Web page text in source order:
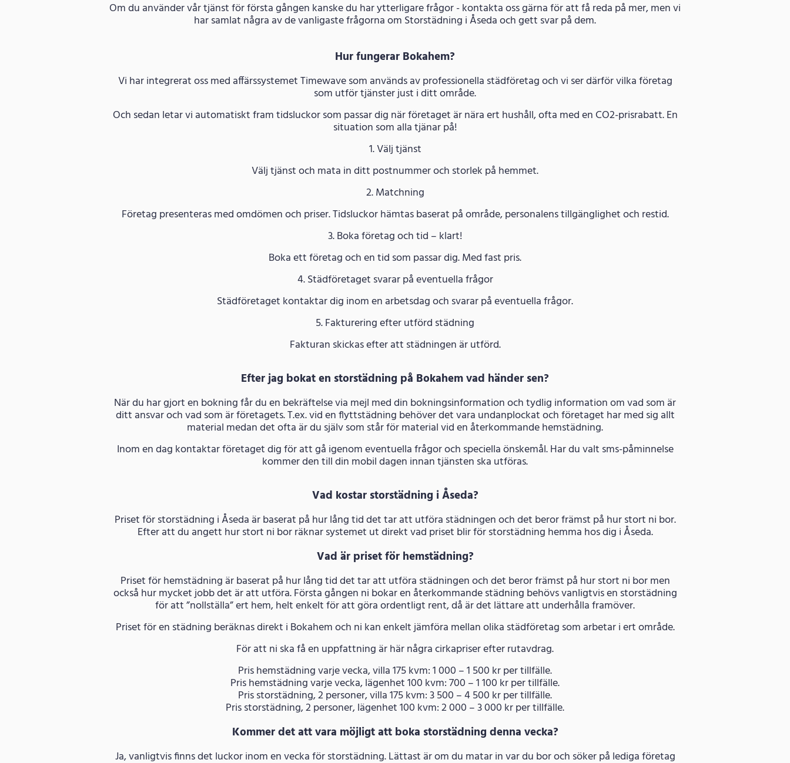
Om du använder vår tjänst för första gången kanske du har ytterligare frågor - kontakta oss gärna för att få reda på mer, men vi
har samlat några av de vanligaste frågorna om Storstädning i Åseda och gett svar på dem.
Hur fungerar Bokahem?
Vi har integrerat oss med affärssystemet Timewave som används av professionella städföretag och vi ser därför vilka företag
som utför tjänster just i ditt område.
Och sedan letar vi automatiskt fram tidsluckor som passar dig när företaget är nära ert hushåll, ofta med en CO2-prisrabatt. En
situation som alla tjänar på!
1. Välj tjänst
Välj tjänst och mata in ditt postnummer och storlek på hemmet.
2. Matchning
Företag presenteras med omdömen och priser. Tidsluckor hämtas baserat på område, personalens tillgänglighet och restid.
3. Boka företag och tid – klart!
Boka ett företag och en tid som passar dig. Med fast pris.
4. Städföretaget svarar på eventuella frågor
Städföretaget kontaktar dig inom en arbetsdag och svarar på eventuella frågor.
5. Fakturering efter utförd städning
Fakturan skickas efter att städningen är utförd.
Efter jag bokat en storstädning på Bokahem vad händer sen?
När du har gjort en bokning får du en bekräftelse via mejl med din bokningsinformation och tydlig information om vad som är
ditt ansvar och vad som är företagets. T.ex. vid en flyttstädning behöver det vara undanplockat och företaget har med sig allt
material medan det ofta är du själv som står för material vid en återkommande hemstädning.
Inom en dag kontaktar företaget dig för att gå igenom eventuella frågor och speciella önskemål. Har du valt sms-påminnelse
kommer den till din mobil dagen innan tjänsten ska utföras.
Vad kostar storstädning i Åseda?
Priset för storstädning i Åseda är baserat på hur lång tid det tar att utföra städningen och det beror främst på hur stort ni bor.
Efter att du angett hur stort ni bor räknar systemet ut direkt vad priset blir för storstädning hemma hos dig i Åseda.
Vad är priset för hemstädning?
Priset för hemstädning är baserat på hur lång tid det tar att utföra städningen och det beror främst på hur stort ni bor men
också hur mycket jobb det är att utföra. Första gången ni bokar en återkommande städning behövs vanligtvis en storstädning
för att ”nollställa” ert hem, helt enkelt för att göra ordentligt rent, då är det lättare att underhålla framöver.
Priset för en städning beräknas direkt i Bokahem och ni kan enkelt jämföra mellan olika städföretag som arbetar i ert område.
För att ni ska få en uppfattning är här några cirkapriser efter rutavdrag.
Pris hemstädning varje vecka, villa 175 kvm: 1 000 – 1 500 kr per tillfälle.
Pris hemstädning varje vecka, lägenhet 100 kvm: 700 – 1 100 kr per tillfälle.
Pris storstädning, 2 personer, villa 175 kvm: 3 500 – 4 500 kr per tillfälle.
Pris storstädning, 2 personer, lägenhet 100 kvm: 2 000 – 3 000 kr per tillfälle.
Kommer det att vara möjligt att boka storstädning denna vecka?
Ja, vanligtvis finns det luckor inom en vecka för storstädning. Lättast är om du matar in var du bor och söker på lediga företag